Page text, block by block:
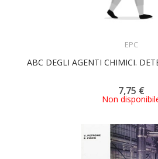
EPC
ABC DEGLI AGENTI CHIMICI.
7,75 €
Non